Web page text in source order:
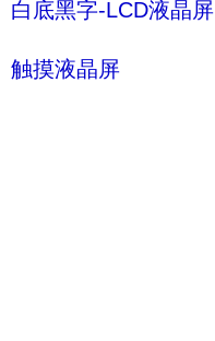
白底黑字-LCD液晶屏
触摸液晶屏